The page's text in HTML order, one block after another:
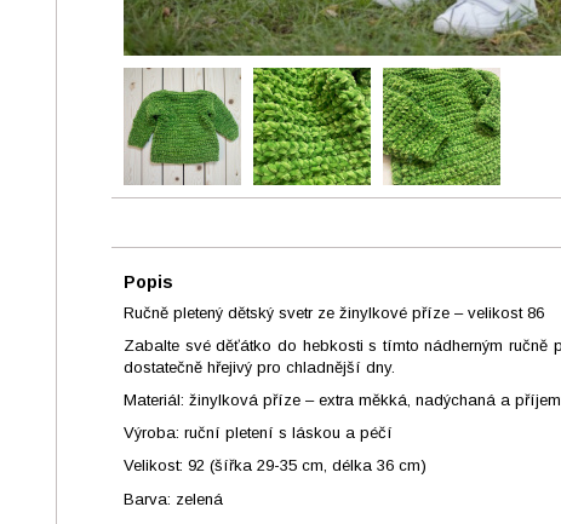
Popis
Ručně pletený dětský svetr ze žinylkové příze – velikost 86
Zabalte své děťátko do hebkosti s tímto nádherným
dostatečně hřejivý pro chladnější dny.
Materiál: žinylková příze – extra měkká, nadýchaná a
Výroba: ruční pletení s láskou a péčí
Velikost: 92 (šířka 29-35 cm, délka 36 cm)
Barva: zelená